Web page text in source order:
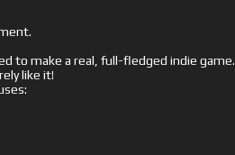
to make a real, full-fledged indie game.
like it!